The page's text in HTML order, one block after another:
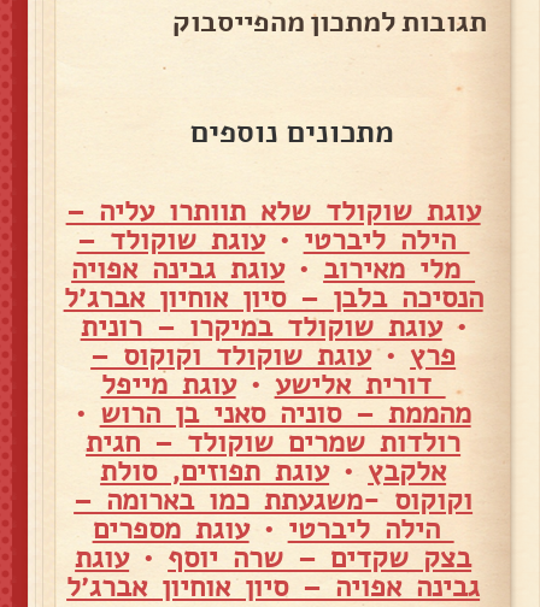
תגובות למתכון מהפייסבוק
מתכונים נוספים
עוגת שוקולד שלא תוותרו עליה –
הילה ליברטי •עוגת שוקולד –
מלי מאירוב •עוגת גבינה אפויה
הנסיכה בלבן – סיון אוחיון אברג׳ל
•עוגת שוקולד במיקרו – רונית
פרץ •עוגת שוקולד וקוקוס –
דורית אלישע •עוגת מייפל
מהממת – סוניה סאני בן הרוש •
רולדות שמרים שוקולד – חגית
אלקבץ •עוגת תפוזים, סולת
וקוקוס -משגעתת כמו בארומה –
הילה ליברטי •עוגת מספרים
בצק שקדים – שרה יוסף •עוגת
גבינה אפויה – סיון אוחיון אברג׳ל